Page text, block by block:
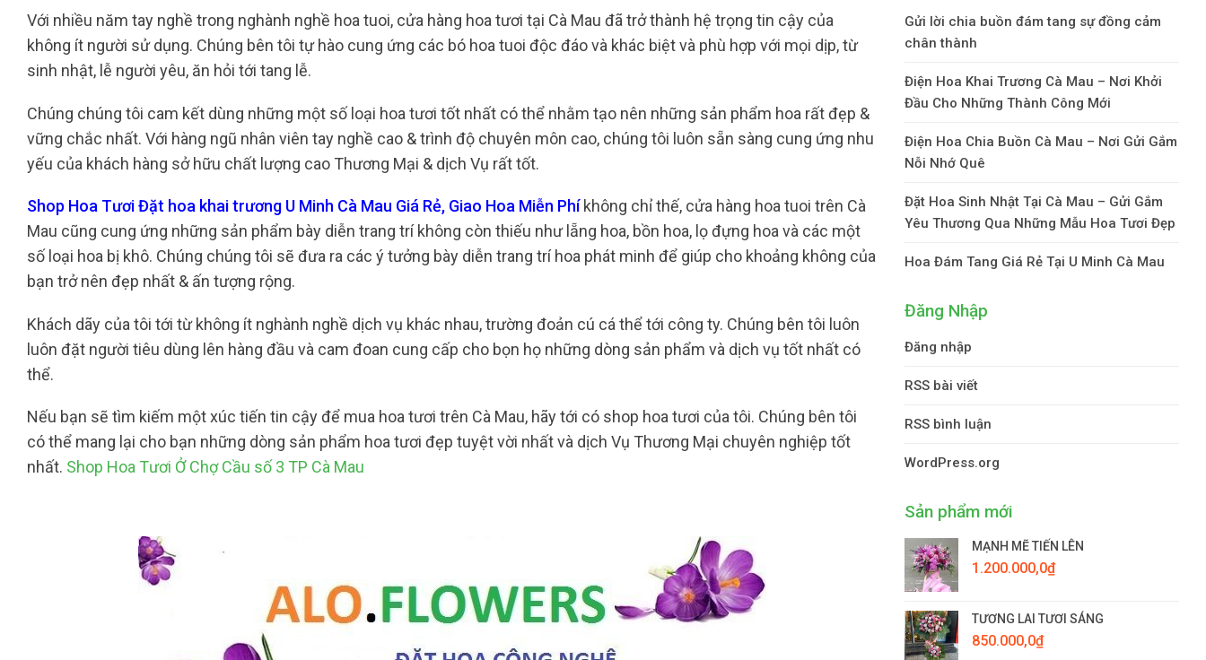
Với nhiều năm tay nghề trong nghành nghề hoa tuoi, cửa hàng hoa tươi tại Cà Mau đã trở thành hệ trọng tin cậy của
không ít người sử dụng. Chúng bên tôi tự hào cung ứng các bó hoa tuoi độc đáo và khác biệt và phù hợp với mọi dịp, từ
sinh nhật, lễ người yêu, ăn hỏi tới tang lễ.
Chúng chúng tôi cam kết dùng những một số loại hoa tươi tốt nhất có thể nhằm tạo nên những sản phẩm hoa rất đẹp &
vững chắc nhất. Với hàng ngũ nhân viên tay nghề cao & trình độ chuyên môn cao, chúng tôi luôn sẵn sàng cung ứng nhu
yếu của khách hàng sở hữu chất lượng cao Thương Mại & dịch Vụ rất tốt.
Shop Hoa Tươi Đặt hoa khai trương U Minh Cà Mau Giá Rẻ, Giao Hoa Miễn Phíkhông chỉ thế, cửa hàng hoa tuoi trên Cà
Mau cũng cung ứng những sản phẩm bày diễn trang trí không còn thiếu như lẵng hoa, bồn hoa, lọ đựng hoa và các một
số loại hoa bị khô. Chúng chúng tôi sẽ đưa ra các ý tưởng bày diễn trang trí hoa phát minh để giúp cho khoảng không của
bạn trở nên đẹp nhất & ấn tượng rộng.
Khách dãy của tôi tới từ không ít nghành nghề dịch vụ khác nhau, trường đoản cú cá thể tới công ty. Chúng bên tôi luôn
luôn đặt người tiêu dùng lên hàng đầu và cam đoan cung cấp cho bọn họ những dòng sản phẩm và dịch vụ tốt nhất có
thể.
Nếu bạn sẽ tìm kiếm một xúc tiến tin cậy để mua hoa tươi trên Cà Mau, hãy tới có shop hoa tươi của tôi. Chúng bên tôi
có thể mang lại cho bạn những dòng sản phẩm hoa tươi đẹp tuyệt vời nhất và dịch Vụ Thương Mại chuyên nghiệp tốt
nhất. Shop Hoa Tươi Ở Chợ Cầu số 3 TP Cà Mau
Gửi lời chia buồn đám tang sự đồng cảm
chân thành
Điện Hoa Khai Trương Cà Mau – Nơi Khởi
Đầu Cho Những Thành Công Mới
Điện Hoa Chia Buồn Cà Mau – Nơi Gửi Gắm
Nỗi Nhớ Quê
Đặt Hoa Sinh Nhật Tại Cà Mau – Gửi Gắm
Yêu Thương Qua Những Mẫu Hoa Tươi Đẹp
Hoa Đám Tang Giá Rẻ Tại U Minh Cà Mau
Đăng Nhập
Đăng nhập
RSS bài viết
RSS bình luận
WordPress.org
Sản phẩm mới
MẠNH MẼ TIẾN LÊN
1.200.000,0₫
TƯƠNG LAI TƯƠI SÁNG
850.000,0₫